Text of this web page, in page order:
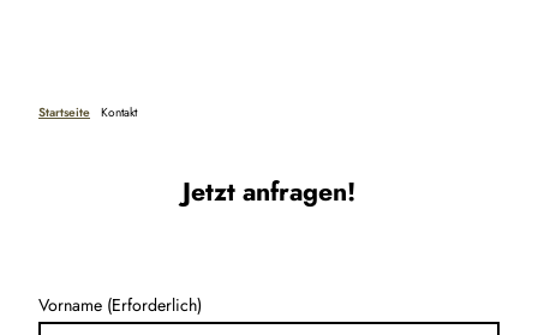
Startseite Kontakt
Jetzt anfragen!
Vorname (Erforderlich)